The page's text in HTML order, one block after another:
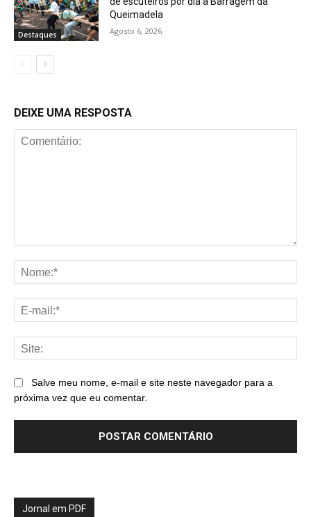
Destaques
Queimadela
Agosto 6, 2026
DEIXE UMA RESPOSTA
Salve meu nome, e-mail e site neste navegador para a
próxima vez que eu comentar.
Jornal em PDF